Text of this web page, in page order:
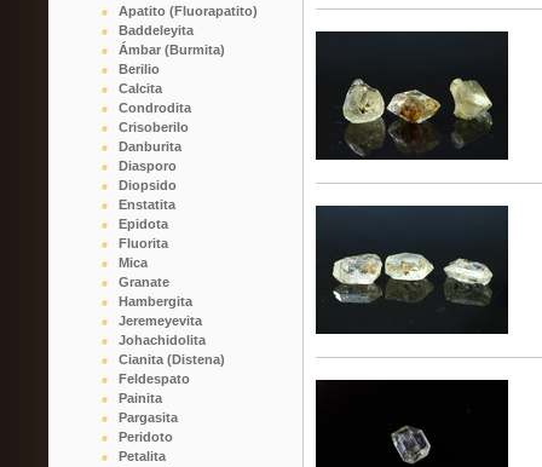
Apatito (Fluorapatito)
Baddeleyita
Ámbar (Burmita)
Berilio
Calcita
Condrodita
Crisoberilo
Danburita
Diasporo
Diopsido
Enstatita
Epidota
Fluorita
Mica
Granate
Hambergita
Jeremeyevita
Johachidolita
Cianita (Distena)
Feldespato
Painita
Pargasita
Peridoto
Petalita